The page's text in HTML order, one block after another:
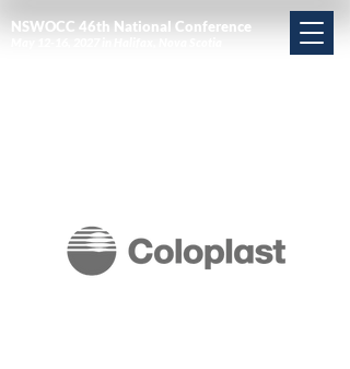
NSWOCC 46th National Conference